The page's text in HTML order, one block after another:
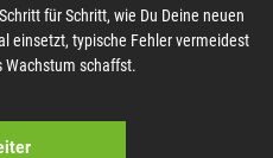
für Schritt, wie Du Deine neuen
einsetzt, typische Fehler vermeidest
Wachstum schaffst.